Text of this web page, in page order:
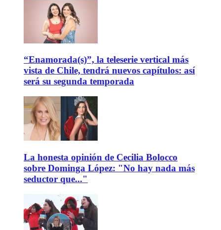
“Enamorada(s)”, la teleserie vertical más
vista de Chile, tendrá nuevos capítulos: así
será su segunda temporada
La honesta opinión de Cecilia Bolocco
sobre Dominga López: "No hay nada más
seductor que..."